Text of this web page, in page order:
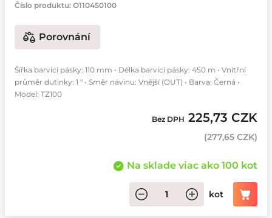
Číslo produktu: O110450100
Porovnání
Šířka barvicí pásky: 110 mm • Délka barvicí pásky: 450 m • Vnitřní
průměr dutinky: 1 " • Směr návinu: Vnější (OUT) • Barva: Černá •
Model: TZ100
Bez DPH 225,73 CZK
(277,65 CZK)
Na sklade viac ako 100 kot
kot